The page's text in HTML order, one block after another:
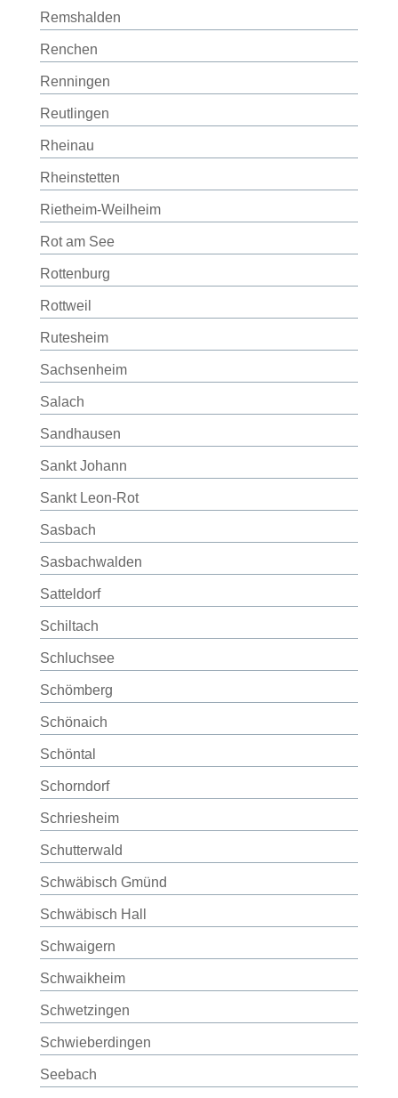
Remshalden
Renchen
Renningen
Reutlingen
Rheinau
Rheinstetten
Rietheim-Weilheim
Rot am See
Rottenburg
Rottweil
Rutesheim
Sachsenheim
Salach
Sandhausen
Sankt Johann
Sankt Leon-Rot
Sasbach
Sasbachwalden
Satteldorf
Schiltach
Schluchsee
Schömberg
Schönaich
Schöntal
Schorndorf
Schriesheim
Schutterwald
Schwäbisch Gmünd
Schwäbisch Hall
Schwaigern
Schwaikheim
Schwetzingen
Schwieberdingen
Seebach